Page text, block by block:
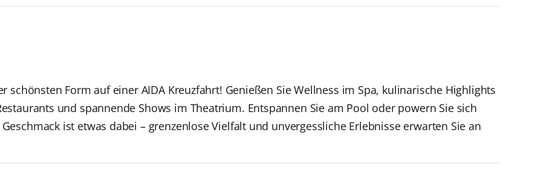
schönsten Form auf einer AIDA Kreuzfahrt! Genießen Sie Wellness im Spa, kulinarische Highlights
und spannende Shows im Theatrium. Entspannen Sie am Pool oder powern Sie sich
ist etwas dabei – grenzenlose Vielfalt und unvergessliche Erlebnisse erwarten Sie an